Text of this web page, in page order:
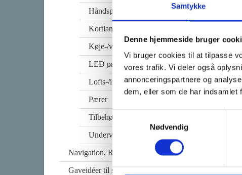
Samtykke
Denne hjemmeside bruger
Vi bruger cookies til at tilpasse
vores trafik. Vi deler også
annonceringspartnere og
dem, eller som de har indsamlet
Samtykkevalg
Nødvendig
Håndspot & lommelygter
Kortlamper
Køje-/væg lamper
LED pærer
Lofts-/indbygnings lamper
Pærer
Tilbehør til lys/lamper
Undervands-/docking lys
Navigation, Radio & TV
Gaveidéer til sejleren
Dhr